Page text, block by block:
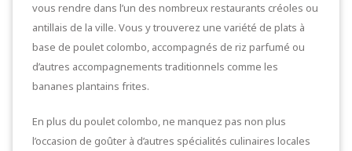
vous rendre dans l’un des nombreux restaurants créoles ou
antillais de la ville. Vous y trouverez une variété de plats à
base de poulet colombo, accompagnés de riz parfumé ou
d’autres accompagnements traditionnels comme les
bananes plantains frites.
En plus du poulet colombo, ne manquez pas non plus
l’occasion de goûter à d’autres spécialités culinaires locales